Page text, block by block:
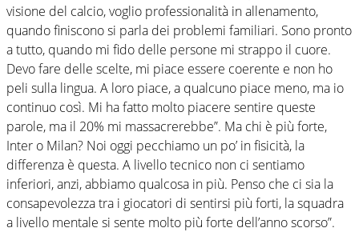
visione del calcio, voglio professionalità in allenamento,
quando finiscono si parla dei problemi familiari. Sono pronto
a tutto, quando mi fido delle persone mi strappo il cuore.
Devo fare delle scelte, mi piace essere coerente e non ho
peli sulla lingua. A loro piace, a qualcuno piace meno, ma io
continuo così. Mi ha fatto molto piacere sentire queste
parole, ma il 20% mi massacrerebbe”. Ma chi è più forte,
Inter o Milan? Noi oggi pecchiamo un po’ in fisicità, la
differenza è questa. A livello tecnico non ci sentiamo
inferiori, anzi, abbiamo qualcosa in più. Penso che ci sia la
consapevolezza tra i giocatori di sentirsi più forti, la squadra
a livello mentale si sente molto più forte dell’anno scorso”.